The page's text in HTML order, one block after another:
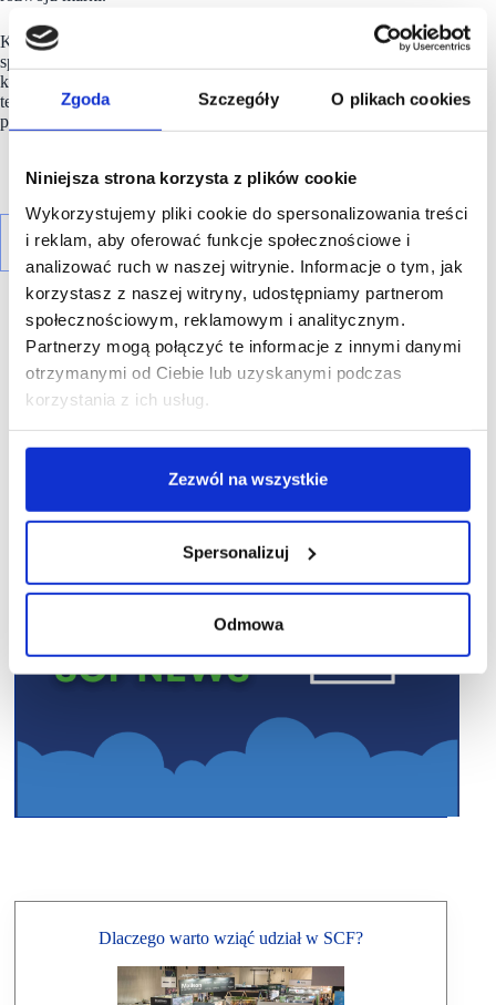
Zgoda Szczegóły O plikach cookies
Niniejsza strona korzysta z plików cookie
Wykorzystujemy pliki cookie do spersonalizowania treści
i reklam, aby oferować funkcje społecznościowe i
analizować ruch w naszej witrynie. Informacje o tym, jak
korzystasz z naszej witryny, udostępniamy partnerom
społecznościowym, reklamowym i analitycznym.
Partnerzy mogą połączyć te informacje z innymi danymi
otrzymanymi od Ciebie lub uzyskanymi podczas
korzystania z ich usług.
Zezwól na wszystkie
Spersonalizuj
Odmowa
Klienci mają do dyspozycji przestronną i jasną przestrzeń
sprzedażową, szeroką ofertę okularów oraz soczewek
kontaktowych, a także nowoczesne rozwiązania
technologiczne. Nowy salon stanowi istotny element strategii
podnoszenia standardów obsługi i rozwoju sieci.
R E K L A M A
Dlaczego warto wziąć udział w SCF?